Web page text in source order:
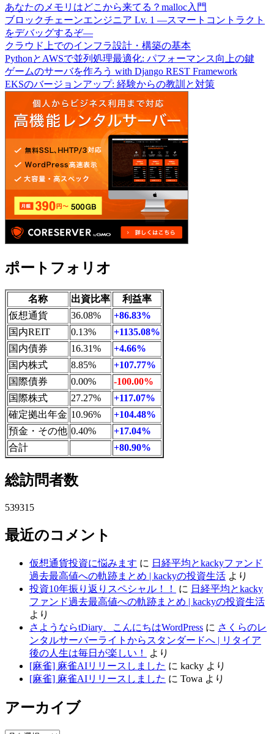
あなたのメモリはどこから来てる？malloc入門
ブロックチェーンエンジニア Lv. 1 —スマートコントラクト
をデバッグするぞ—
クラウド上でのインフラ設計・構築の基本
PythonとAWSで並列処理最適化: パフォーマンス向上の鍵
ゲームのサーバを作ろう with Django REST Framework
EKSのバージョンアップ: 経験からの教訓と対策
ポートフォリオ
名称 出資比率
利益率
仮想通貨
36.08%
+86.83%
国内REIT
0.13%
+1135.08%
国内債券
16.31%
+4.66%
国内株式
8.85%
+107.77%
国際債券
0.00%
-100.00%
国際株式
27.27%
+117.07%
確定拠出年金 10.96%
+104.48%
預金・その他 0.40%
+17.04%
合計
+80.90%
総訪問者数
539315
最近のコメント
仮想通貨投資に悩みます に 日経平均とkackyファンド
過去最高値への軌跡まとめ | kackyの投資生活 より
投資10年振り返りスペシャル！！
に 日経平均とkacky
ファンド過去最高値への軌跡まとめ | kackyの投資生活
より
さようならtDiary、こんにちはWordPress に さくらのレ
ンタルサーバーライトからスタンダードへ | リタイア
後の人生は毎日が楽しい！
より
[麻雀] 麻雀AIリリースしました に kacky より
[麻雀] 麻雀AIリリースしました に Towa より
アーカイブ